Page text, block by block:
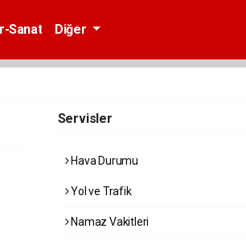
Sanat Diğer
Servisler
Hava Durumu
Yol ve Trafik
Namaz Vakitleri